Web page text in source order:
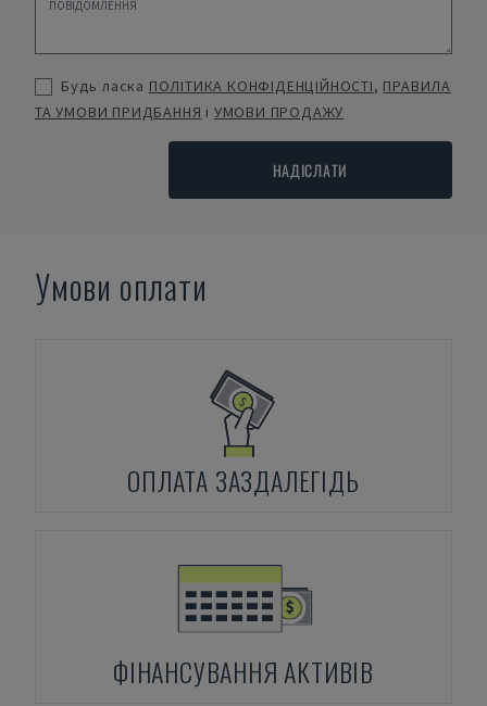
Будь ласка ПОЛІТИКА КОНФІДЕНЦІЙНОСТІ, ПРАВИЛА
ТА УМОВИ ПРИДБАННЯ і УМОВИ ПРОДАЖУ
НАДІСЛАТИ
Умови оплати
ОПЛАТА ЗАЗДАЛЕГІДЬ
ФІНАНСУВАННЯ АКТИВІВ